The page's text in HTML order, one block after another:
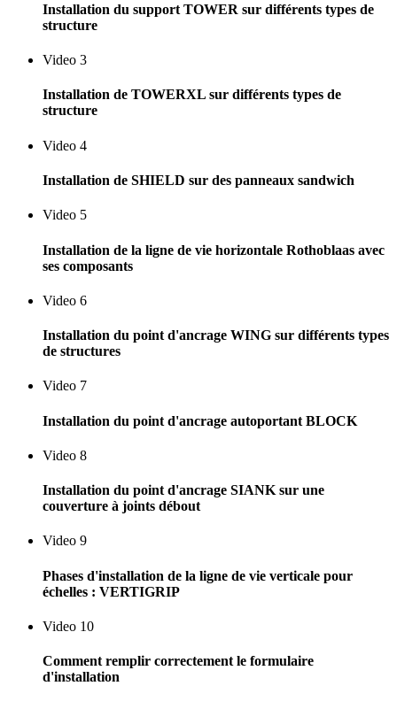
Installation du support TOWER sur différents types de
structure
Video 3
Installation de TOWERXL sur différents types de
structure
Video 4
Installation de SHIELD sur des panneaux sandwich
Video 5
Installation de la ligne de vie horizontale Rothoblaas avec
ses composants
Video 6
Installation du point d'ancrage WING sur différents types
de structures
Video 7
Installation du point d'ancrage autoportant BLOCK
Video 8
Installation du point d'ancrage SIANK sur une
couverture à joints débout
Video 9
Phases d'installation de la ligne de vie verticale pour
échelles : VERTIGRIP
Video 10
Comment remplir correctement le formulaire
d'installation